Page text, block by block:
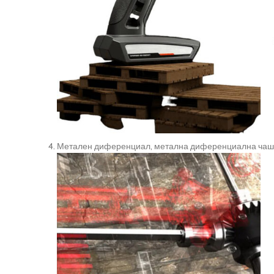
Метален диференциал, метална диференциална